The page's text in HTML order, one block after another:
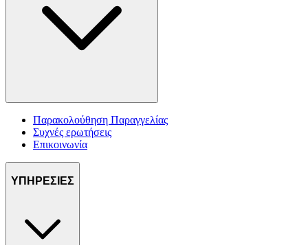
Παρακολούθηση Παραγγελίας
Συχνές ερωτήσεις
Επικοινωνία
ΥΠΗΡΕΣΙΕΣ